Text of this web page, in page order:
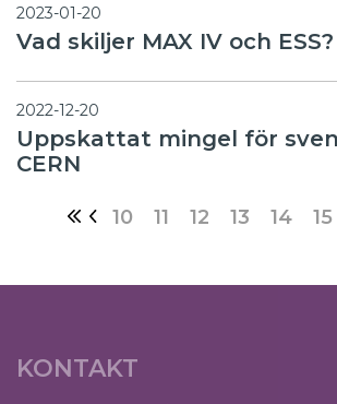
2023-01-20
Vad skiljer MAX IV och ESS?
2022-12-20
Uppskattat mingel för
CERN
10 11 12 13 14 15
KONTAKT